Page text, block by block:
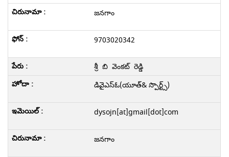
జనగాం
9703020342
శ్రీ బి వెంకట్ రెడ్డి
డివైఎస్ఓ(యూత్& స్పొర్ట్స్)
dysojn[at]gmail[dot]com
జనగాం